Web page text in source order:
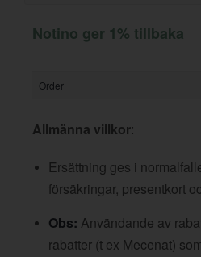
Notino ger 1% tillbaka
Order
Allmänna villkor:
Ersättning ges i
försäkringar, presentkort
Obs: Användande av
rabatter (t ex Mecenat)